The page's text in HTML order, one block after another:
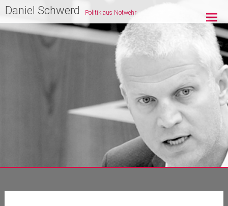
Zum
Inhalt
springen
Daniel Schwerd Politik aus Notwehr